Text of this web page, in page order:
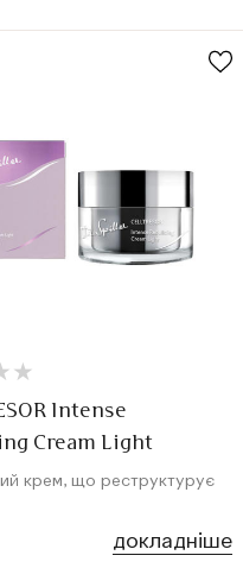
★
★
Intense
Cream Light
крем, що реструктурує
докладніше